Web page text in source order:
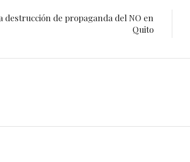
destrucción de propaganda del NO en
Quito